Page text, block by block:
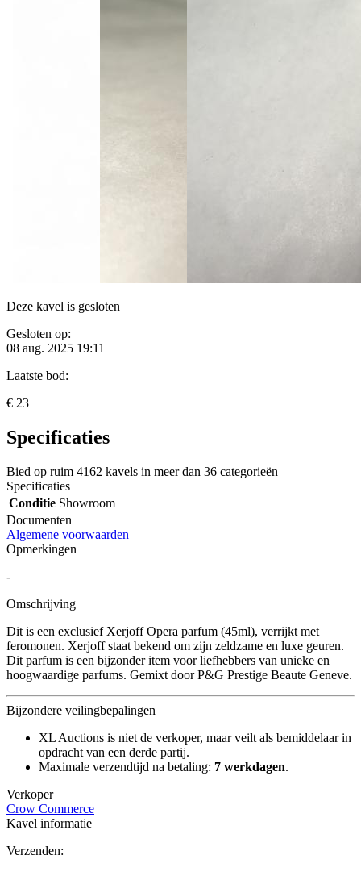
Deze kavel is gesloten
Gesloten op:
08 aug. 2025 19:11
Laatste bod:
€ 23
Specificaties
Bied op ruim 4162 kavels in meer dan 36 categorieën
Specificaties
Conditie Showroom
Documenten
Algemene voorwaarden
Opmerkingen
-
Omschrijving
Dit is een exclusief Xerjoff Opera parfum (45ml), verrijkt met
feromonen. Xerjoff staat bekend om zijn zeldzame en luxe geuren.
Dit parfum is een bijzonder item voor liefhebbers van unieke en
hoogwaardige parfums. Gemixt door P&G Prestige Beaute Geneve.
Bijzondere veilingbepalingen
XL Auctions is niet de verkoper, maar veilt als bemiddelaar in
opdracht van een derde partij.
Maximale verzendtijd na betaling: 7 werkdagen.
Verkoper
Crow Commerce
Kavel informatie
Verzenden: